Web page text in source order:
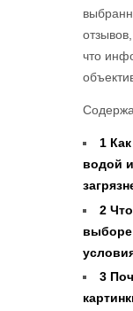
что
1
водой
2
выборе
3